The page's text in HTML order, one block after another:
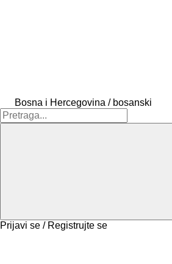
Bosna i Hercegovina / bosanski
Prijavi se / Registrujte se